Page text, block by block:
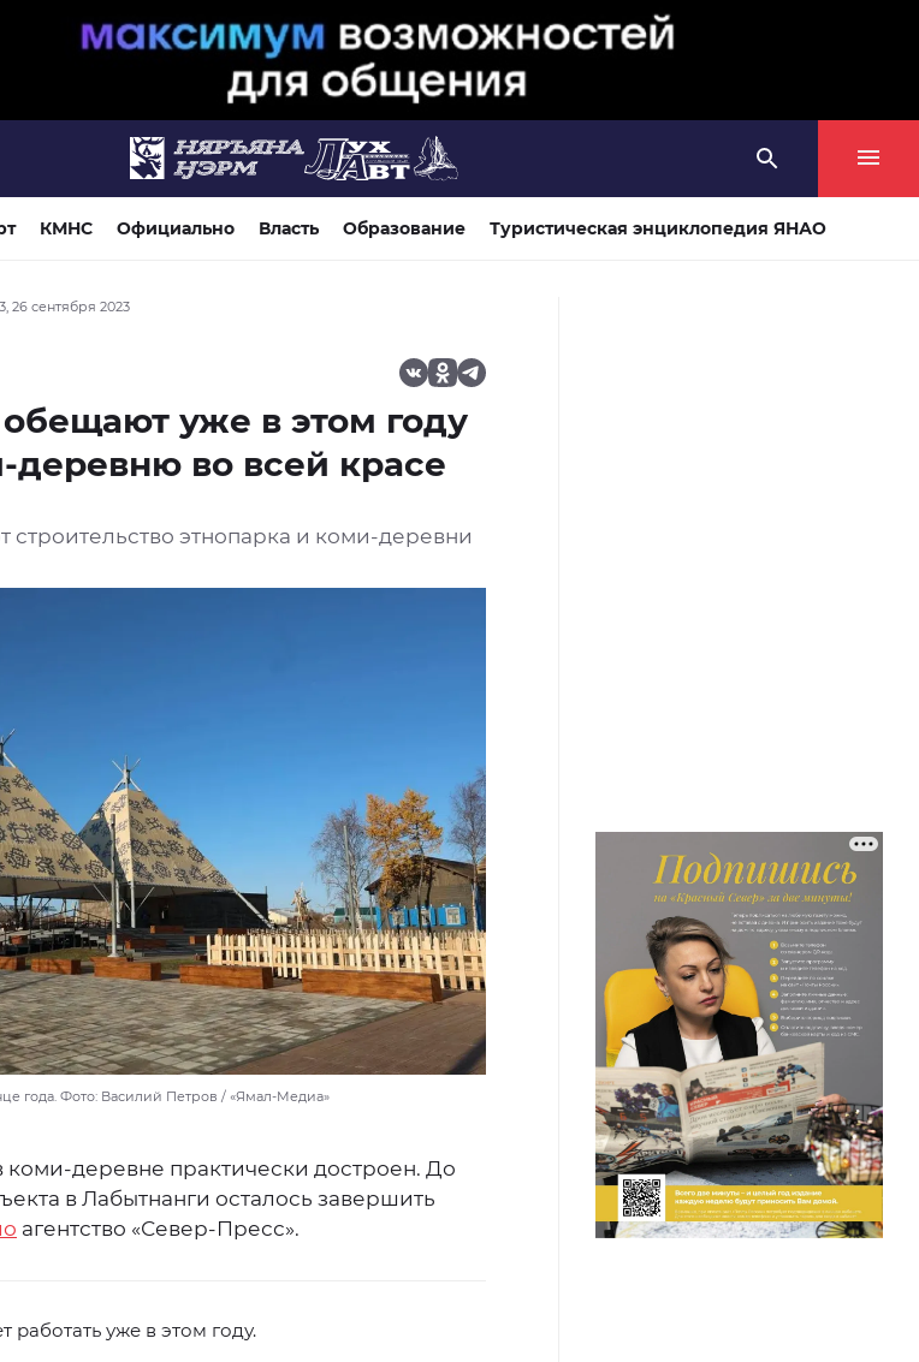
КМНС Официально Власть Образование Туристическая энциклопедия ЯНАО
26 сентября 2023
уже в этом году
деревню во всей красе
строительство этнопарка и коми-деревни
года. Фото: Василий Петров / «Ямал-Медиа»
коми-деревне практически достроен. До
в Лабытнанги осталось завершить
агентство «Север-Пресс».
работать уже в этом году.